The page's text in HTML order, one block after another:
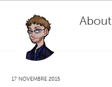
About
17 NOVEMBRE 2015